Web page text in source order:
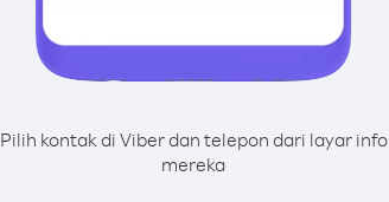
Pilih kontak di Viber dan telepon dari layar info
mereka